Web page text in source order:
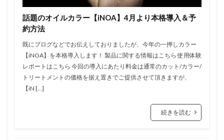
話題のオイルカラー【iNOA】4月より本格導入＆予
約方法
既にブログなどでお伝えしておりましたが、今年の一押しカラー
【iNOA】を本格導入します！ 製品に関する情報はこちら 使用体験
レポートはこちら 今回の導入にあたり料金は通常のカット/カラー/
トリートメントの価格を据え置きでご提供させて頂きますが、
【iN […]
続きを読む